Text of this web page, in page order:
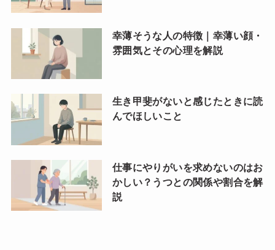
幸薄そうな人の特徴｜幸薄い顔・
雰囲気とその心理を解説
生き甲斐がないと感じたときに読
んでほしいこと
仕事にやりがいを求めないのはお
かしい？うつとの関係や割合を解
説